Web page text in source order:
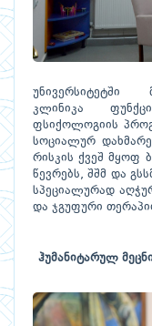
უნივერსიტეტში
კლინიკა
ფსიქოლოგიის
სოციალურ
რისკის ქვეშ მყოფ
წევრებს, შშმ და
სპეციალურად
და ჯგუფური
ჰუმანიტარულ